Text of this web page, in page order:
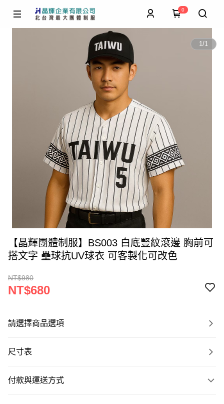
0
1/1
【晶輝團體制服】BS003 白底豎紋滾邊 胸前可
搭文字 壘球抗UV球衣 可客製化可改色
NT$980
NT$680
請選擇商品選項
尺寸表
付款與運送方式